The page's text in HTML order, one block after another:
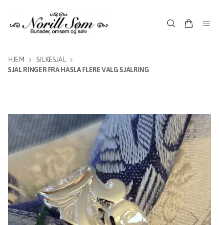
HJEM
SILKESJAL
SJAL RINGER FRA HASLA FLERE VALG SJALRING